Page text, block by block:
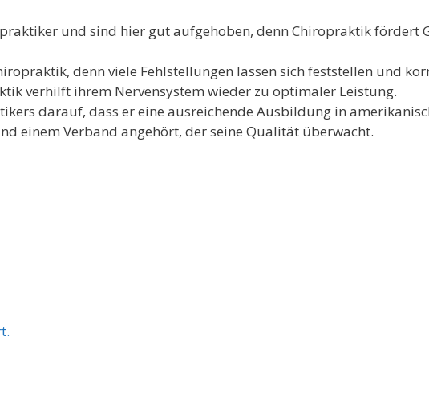
und sind hier gut aufgehoben, denn Chiropraktik fördert
denn viele Fehlstellungen lassen sich feststellen und
verhilft ihrem Nervensystem wieder zu optimaler Leistung.
darauf, dass er eine ausreichende Ausbildung in
einem Verband angehört, der seine Qualität überwacht.